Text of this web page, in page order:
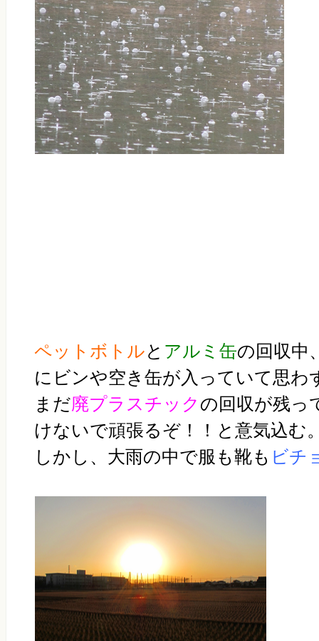
ペットボトルと アルミ缶の回収中
にビンや空き缶が入っていて思わ
まだ廃プラスチック の回収が残っ
けないで頑張るぞ！！と意気込む
しかし、大雨の中で服も靴も ビチ